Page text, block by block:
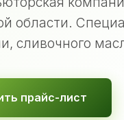
области.
сливочного
прайс-лист